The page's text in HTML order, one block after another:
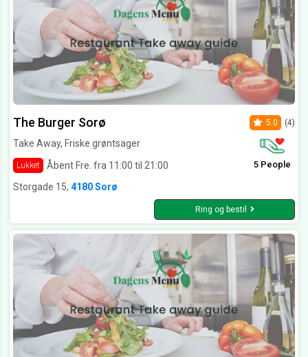
The Burger Sorø
Take Away, Friske grøntsager
Lukket Åbent Fre. fra 11:00 til 21:00
5.0 (4)
5 People
Storgade 15, 4180 Sorø
Ring og bestil